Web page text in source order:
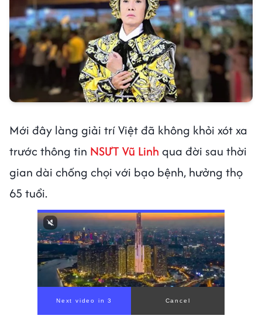
Mới đây làng giải trí Việt đã không khỏi xót xa
trước thông tin NSƯT Vũ Linh qua đời sau thời
gian dài chống chọi với bạo bệnh, hưởng thọ
65 tuổi.